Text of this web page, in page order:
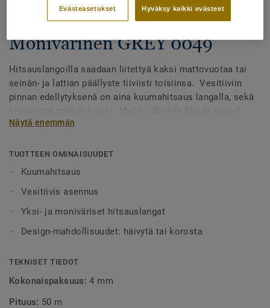
& heterogeeniset muovimatot -
Monivärinen GREY 0049
Hitsauslangoilla saadaan liitettyä kaksi mattovuotaa tai
seinän- ja lattian päällyste tiiviisti toisiinsa. Vesitiiviin
pinnan edellytyksenä on aina kuumahitsaus langalla, sekä
alueet tulee aina lankahitsata. Hitsatut saumat myös
rakoihin. Hitsauslankoja on saatavilla yksi- tai
monivärisenä, joko häivyttämään saumakohdat tai
Näytä enemmän
TUOTTEEN OMINAISUUDET
Kuumahitsaus
Vesitiivis asennus
Yksi- ja moniväriset hitsauslangat
Design-mahdollisuudet: häivytä tai korosta
TEKNISET TIEDOT
Kokonaispaksuus:4 mm
Pituus: 50 m
Hyväksy kaikki evästeet
Evästeasetukset